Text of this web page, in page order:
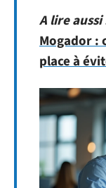
A lire aussi
Mogador :
place à